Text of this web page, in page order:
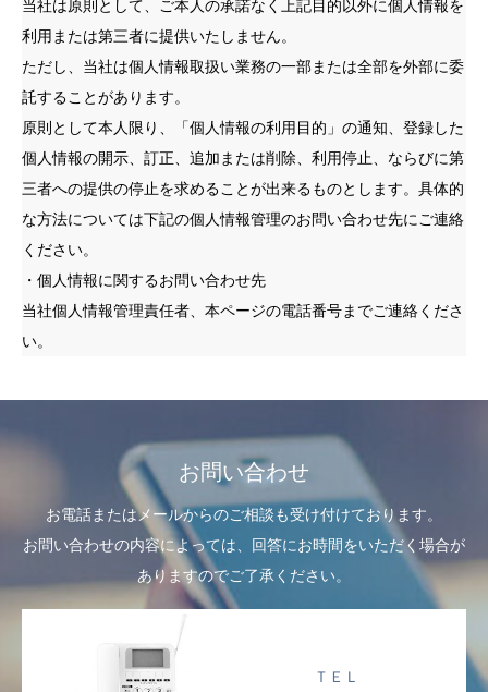
当社は原則として、ご本人の承諾なく上記目的以外に個人情報を
利用または第三者に提供いたしません。
ただし、当社は個人情報取扱い業務の一部または全部を外部に委
託することがあります。
原則として本人限り、「個人情報の利用目的」の通知、登録した
個人情報の開示、訂正、追加または削除、利用停止、ならびに第
三者への提供の停止を求めることが出来るものとします。具体的
な方法については下記の個人情報管理のお問い合わせ先にご連絡
ください。
・個人情報に関するお問い合わせ先
当社個人情報管理責任者、本ページの電話番号までご連絡くださ
い。
お問い合わせ
お電話またはメールからのご相談も受け付けております。
お問い合わせの内容によっては、回答にお時間をいただく場合が
ありますのでご了承ください。
ＴＥＬ